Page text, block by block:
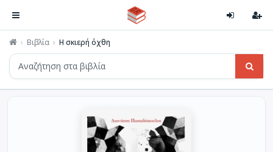
Βιβλία Η σκιερή όχθη